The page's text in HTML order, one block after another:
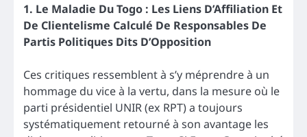
1. Le Maladie Du Togo : Les Liens D’Affiliation Et
De Clientelisme Calculé De Responsables De
Partis Politiques Dits D’Opposition
Ces critiques ressemblent à s’y méprendre à un
hommage du vice à la vertu, dans la mesure où le
parti présidentiel UNIR (ex RPT) a toujours
systématiquement retourné à son avantage les